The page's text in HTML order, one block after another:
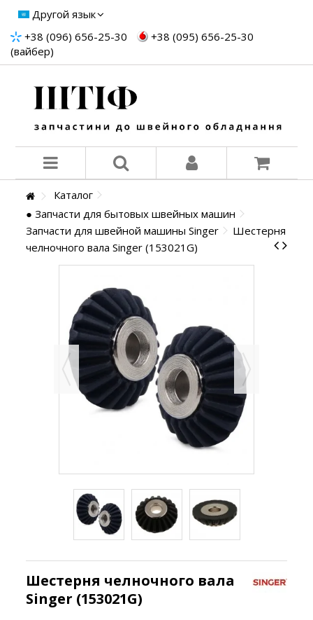
Другой язык
+38 (096) 656-25-30
+38 (095) 656-25-30
(вайбер)
Каталог
● Запчасти для бытовых швейных машин
Запчасти для швейной машины Singer
Шестерня
челночного вала Singer (153021G)
Шестерня челночного вала
Singer (153021G)